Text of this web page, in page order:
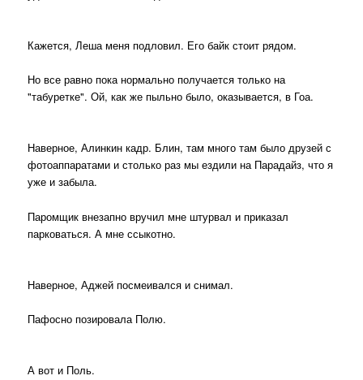
Кажется, Леша меня подловил. Его байк стоит рядом.
Но все равно пока нормально получается только на
"табуретке". Ой, как же пыльно было, оказывается, в Гоа.
Наверное, Алинкин кадр. Блин, там много там было друзей с
фотоаппаратами и столько раз мы ездили на Парадайз, что я
уже и забыла.
Паромщик внезапно вручил мне штурвал и приказал
парковаться. А мне ссыкотно.
Наверное, Аджей посмеивался и снимал.
Пафосно позировала Полю.
А вот и Поль.